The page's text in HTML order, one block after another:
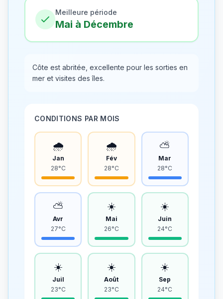
Meilleure période
Mai à Décembre
Côte est abritée, excellente pour les sorties en
mer et visites des îles.
CONDITIONS PAR MOIS
🌧️
Jan
28°C
🌧️
Fév
28°C
⛅
Mar
28°C
⛅
Avr
27°C
☀️
Mai
26°C
☀️
Juin
24°C
☀️
Juil
23°C
☀️
Août
23°C
☀️
Sep
24°C